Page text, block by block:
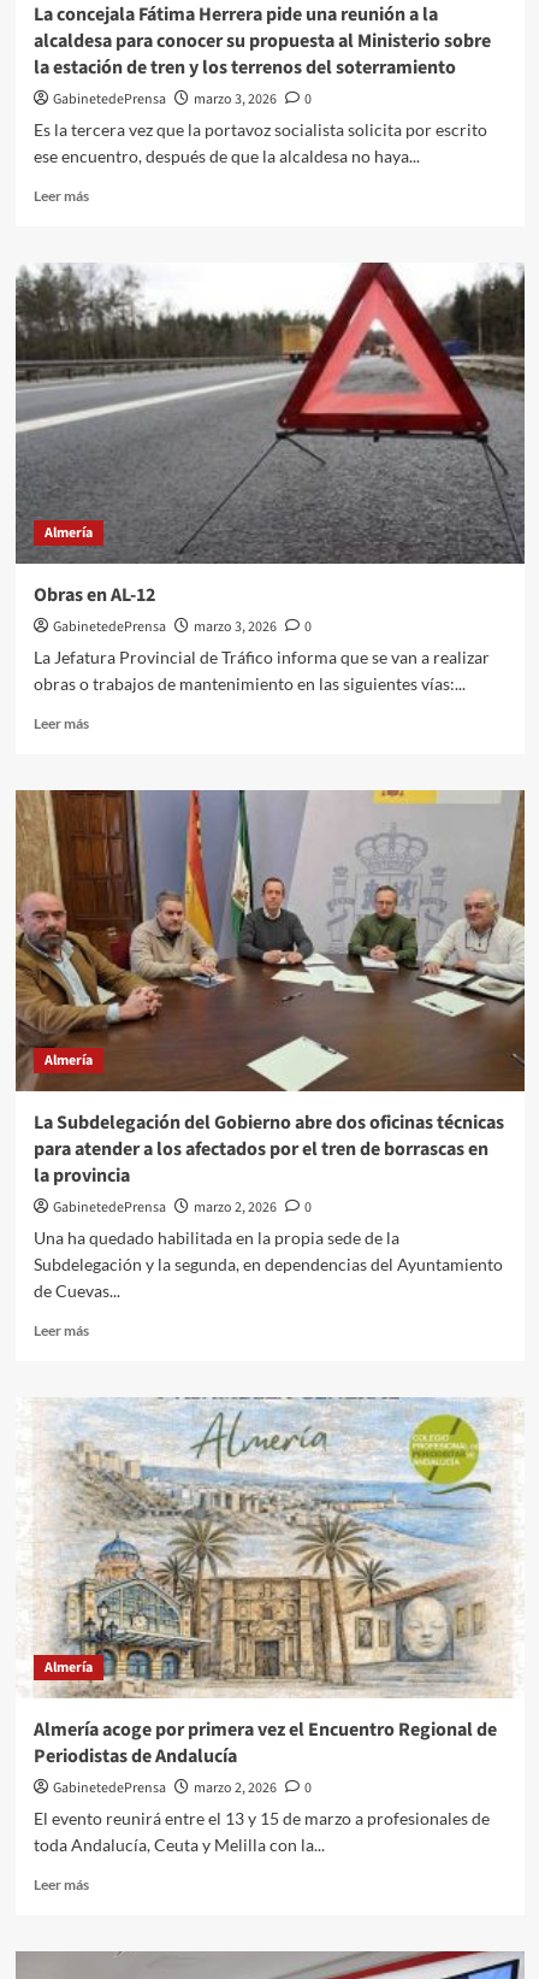
de
Almería
y
a
Subdelegación
del
La concejala Fátima Herrera pide una reunión a la
alcaldesa para conocer su propuesta al Ministerio sobre
la estación de tren y los terrenos del soterramiento
GabinetedePrensa marzo 3, 2026
0
Es la tercera vez que la portavoz socialista solicita por escrito
ese encuentro, después de que la alcaldesa no haya...
Leer másLeer
La
concejala
Fátima
Herrera
pide
una
reunión
a
alcaldesa
para
conocer
su
propuesta
Ministerio
sobre
la
de
tren
terrenos
soterramiento
Almería
Obras en AL-12
GabinetedePrensa marzo 3, 2026
0
La Jefatura Provincial de Tráfico informa que se van a realizar
obras o trabajos de mantenimiento en las siguientes vías:...
Leer másLeer
Obras
AL-
12
Almería
La Subdelegación del Gobierno abre dos oficinas técnicas
para atender a los afectados por el tren de borrascas en
la provincia
GabinetedePrensa marzo 2, 2026
0
Una ha quedado habilitada en la propia sede de la
Subdelegación y la segunda, en dependencias del Ayuntamiento
de Cuevas...
Leer másLeer
La
Subdelegación
del
Gobierno
abre
dos
oficinas
técnicas
para
atender
a
los
afectados
por
tren
de
borrascas
la
provincia
Almería
Almería acoge por primera vez el Encuentro Regional de
Periodistas de Andalucía
GabinetedePrensa marzo 2, 2026
0
El evento reunirá entre el 13 y 15 de marzo a profesionales de
toda Andalucía, Ceuta y Melilla con la...
Leer másLeer
Almería